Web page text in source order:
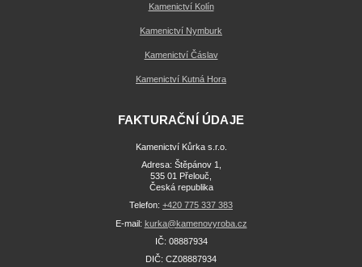
Kamenictví Kolín
Kamenictví Nymburk
Kamenictví Čáslav
Kamenictví Kutná Hora
FAKTURAČNÍ ÚDAJE
Kamenictví Kůrka s.r.o.
Adresa: Štěpánov 1,
535 01 Přelouč,
Česká republika
Telefon: +420 775 337 383
E-mail: kurka@kamenovyroba.cz
IČ: 08887934
DIČ: CZ08887934